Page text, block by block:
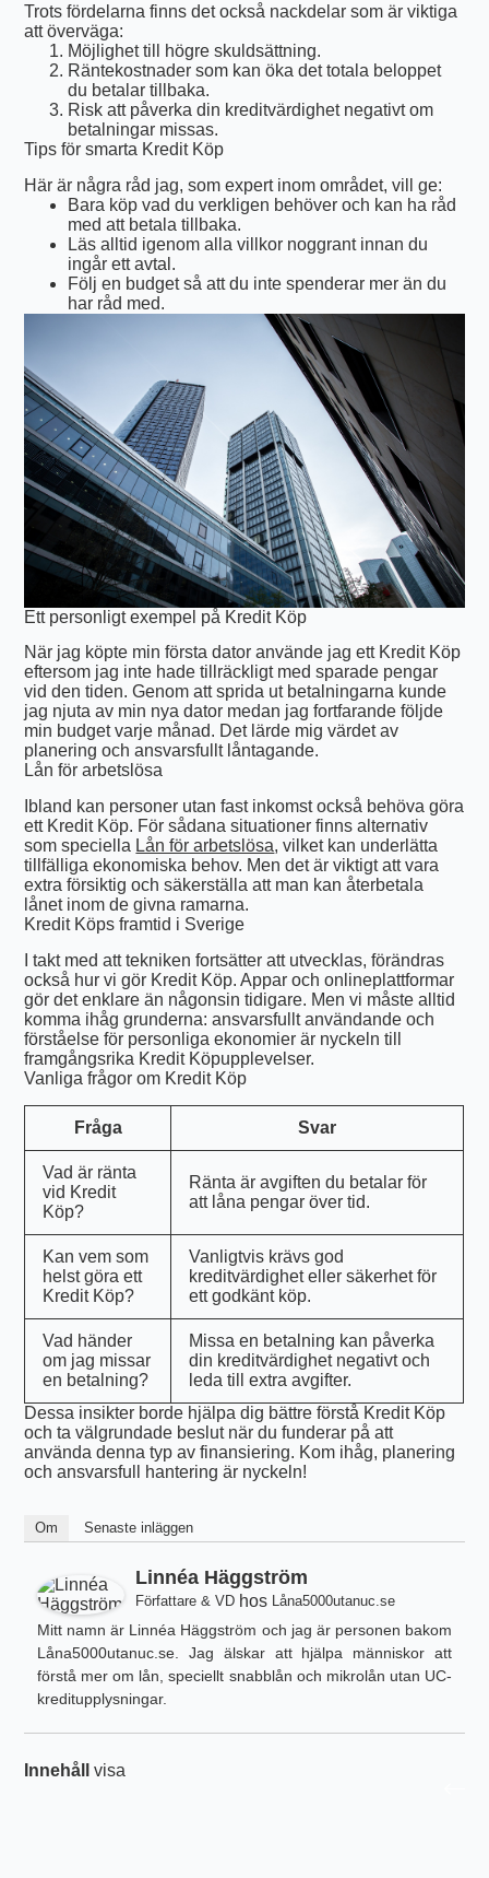
Trots fördelarna finns det också nackdelar som är viktiga
att överväga:
Möjlighet till högre skuldsättning.
Räntekostnader som kan öka det totala beloppet
du betalar tillbaka.
Risk att påverka din kreditvärdighet negativt om
betalningar missas.
Tips för smarta Kredit Köp
Här är några råd jag, som expert inom området, vill ge:
Bara köp vad du verkligen behöver och kan ha råd
med att betala tillbaka.
Läs alltid igenom alla villkor noggrant innan du
ingår ett avtal.
Följ en budget så att du inte spenderar mer än du
har råd med.
Ett personligt exempel på Kredit Köp
När jag köpte min första dator använde jag ett Kredit Köp
eftersom jag inte hade tillräckligt med sparade pengar
vid den tiden. Genom att sprida ut betalningarna kunde
jag njuta av min nya dator medan jag fortfarande följde
min budget varje månad. Det lärde mig värdet av
planering och ansvarsfullt låntagande.
Lån för arbetslösa
Ibland kan personer utan fast inkomst också behöva göra
ett Kredit Köp. För sådana situationer finns alternativ
som speciella Lån för arbetslösa, vilket kan underlätta
tillfälliga ekonomiska behov. Men det är viktigt att vara
extra försiktig och säkerställa att man kan återbetala
lånet inom de givna ramarna.
Kredit Köps framtid i Sverige
I takt med att tekniken fortsätter att utvecklas, förändras
också hur vi gör Kredit Köp. Appar och onlineplattformar
gör det enklare än någonsin tidigare. Men vi måste alltid
komma ihåg grunderna: ansvarsfullt användande och
förståelse för personliga ekonomier är nyckeln till
framgångsrika Kredit Köpupplevelser.
Vanliga frågor om Kredit Köp
Fråga Svar
Vad är ränta
vid Kredit
Köp?
Ränta är avgiften du betalar för
att låna pengar över tid.
Kan vem som
helst göra ett
Kredit Köp?
Vanligtvis krävs god
kreditvärdighet eller säkerhet för
ett godkänt köp.
Vad händer
om jag missar
en betalning?
Missa en betalning kan påverka
din kreditvärdighet negativt och
leda till extra avgifter.
Dessa insikter borde hjälpa dig bättre förstå Kredit Köp
och ta välgrundade beslut när du funderar på att
använda denna typ av finansiering. Kom ihåg, planering
och ansvarsfull hantering är nyckeln!
Om Senaste inläggen
Linnéa Häggström
Författare & VD hos Låna5000utanuc.se
Mitt namn är Linnéa Häggström och jag är personen bakom
Låna5000utanuc.se. Jag älskar att hjälpa människor att
förstå mer om lån, speciellt snabblån och mikrolån utan UC-
kreditupplysningar.
Innehåll visa